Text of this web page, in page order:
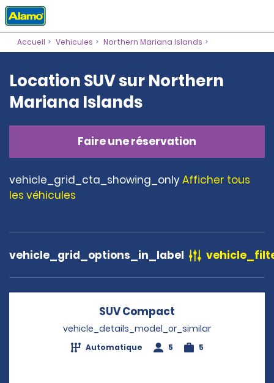
Accueil Vehicules Northern Mariana Islands
Location SUV sur Northern
Mariana Islands
Faire une réservation
vehicle_grid_cta_showing_onlyAfficher tous
les véhicules
vehicle_grid_options_in_label
SUV Compact
vehicle_details_model_or_similar
Automatique 5 5